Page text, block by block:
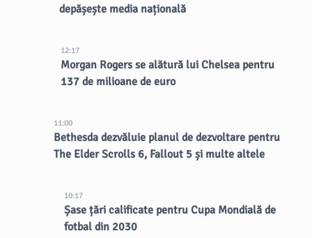
depășește media națională
12:17
Morgan Rogers se alătură lui Chelsea pentru
137 de milioane de euro
11:00
Bethesda dezvăluie planul de dezvoltare pentru
The Elder Scrolls 6, Fallout 5 și multe altele
10:17
Șase țări calificate pentru Cupa Mondială de
fotbal din 2030